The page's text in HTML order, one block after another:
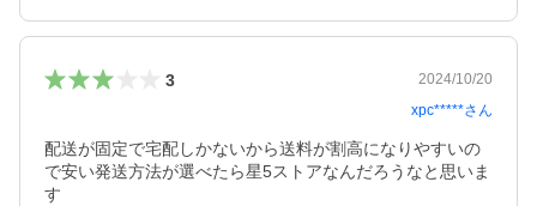
3
2024/10/20
xpc*****さん
配送が固定で宅配しかないから送料が割高になりやすいの
で安い発送方法が選べたら星5ストアなんだろうなと思いま
す